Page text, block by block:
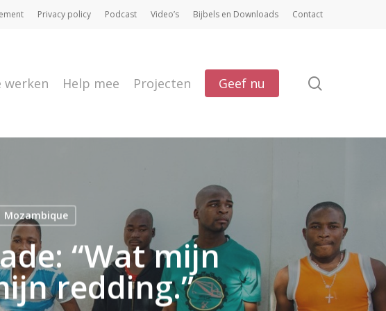
Privacy policy Podcast Video’s Bijbels en Downloads Contact
werken Help mee Projecten Geef nu
Mozambique
“Wat mijn
redding.”